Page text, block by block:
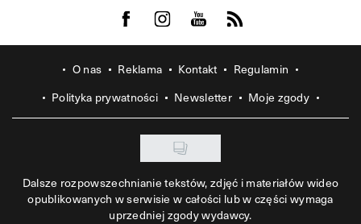
Visit us on Facebook
Visit us on Instagram
Visit us on Youtube
Visit us on Rss
O nas Reklama Kontakt
Regulamin
Polityka prywatności
Newsletter Moje zgody
Dalsze rozpowszechnianie tekstów, zdjęć i materiałów wideo
opublikowanych w serwisie w całości lub w części wymaga
uprzedniej zgody wydawcy.